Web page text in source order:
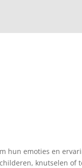
hun emoties en
knutselen of